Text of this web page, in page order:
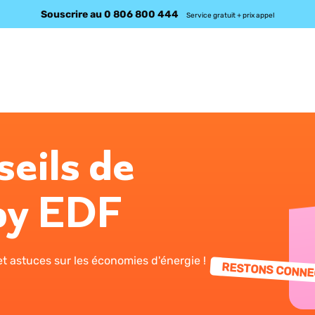
Service gratuit + prix appel
Souscrire au 0 806 800 444
de
EDF
astuces sur les économies d'énergie !
RESTONS